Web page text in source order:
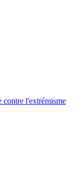
contre l'extrémisme